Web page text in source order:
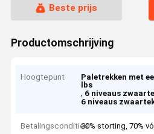
Beste prijs
Productomschrijving
Hoogtepunt
Paletrekken met
lbs
, 6 niveaus
6 niveaus
Betalingscondities30% storting, 70%